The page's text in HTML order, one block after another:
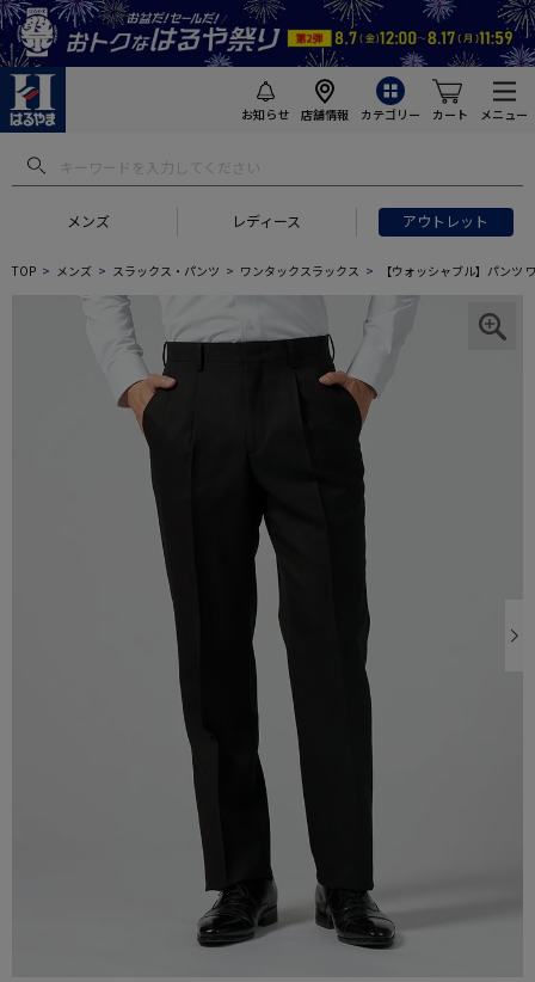
お知らせ 店舗情報 カテゴリー カート メニュー
メンズ レディース アウトレット
TOP メンズ スラックス・パンツ ワンタックスラックス 【ウォッシャブル】パンツ